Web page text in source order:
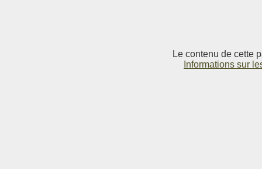
Le contenu de cette
Informations sur